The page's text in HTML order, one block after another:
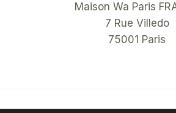
Maison Wa Paris
7 Rue Villedo
75001 Paris